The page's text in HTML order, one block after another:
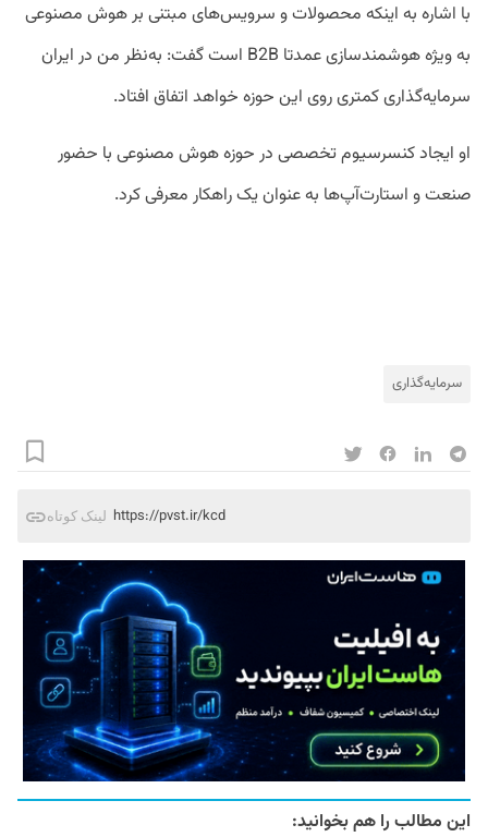
با اشاره به اینکه محصولات و سرویس‌های مبتنی بر هوش مصنوعی
به ویژه هوشمندسازی عمدتا B2B است گفت: به‌نظر من در ایران
سرمایه‌گذاری کمتری روی این حوزه خواهد اتفاق افتاد.
او ایجاد کنسرسیوم تخصصی در حوزه هوش مصنوعی با حضور
صنعت و استارت‌آپ‌ها به عنوان یک راهکار معرفی کرد.
سرمایه‌گذاری
لینک کوتاه https://pvst.ir/kcd
این مطالب را هم بخوانید: